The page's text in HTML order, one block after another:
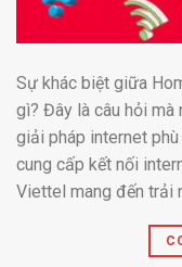
Sự khác biệt giữa
gì? Đây là câu hỏi
giải pháp internet
cung cấp kết nối
Viettel mang đến trải